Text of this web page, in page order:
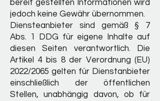
bereit gestellten Informationen wird
jedoch keine Gewähr übernommen.
Diensteanbieter sind gemäß § 7
Abs. 1 DDG für eigene Inhalte auf
diesen Seiten verantwortlich. Die
Artikel 4 bis 8 der Verordnung (EU)
2022/2065 gelten für Dienstanbieter
einschließlich der öffentlichen
Stellen, unabhängig davon, ob für